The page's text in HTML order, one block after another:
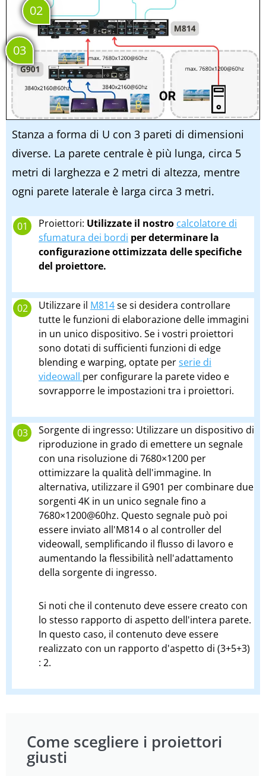
Proiettori: Utilizzate il nostro calcolatore di
sfumatura dei bordi per determinare la
configurazione ottimizzata delle specifiche
del proiettore.
Utilizzare il M814se si desidera controllare
tutte le funzioni di elaborazione delle immagini
in un unico dispositivo. Se i vostri proiettori
sono dotati di sufficienti funzioni di edge
blending e warping, optate perserie di
videowall per configurare la parete video e
sovrapporre le impostazioni tra i proiettori.
Sorgente di ingresso: Utilizzare un dispositivo di
riproduzione in grado di emettere un segnale
con una risoluzione di 7680×1200 per
ottimizzare la qualità dell'immagine. In
alternativa, utilizzare il G901 per combinare due
sorgenti 4K in un unico segnale fino a
7680×1200@60hz. Questo segnale può poi
essere inviato all'M814 o al controller del
videowall, semplificando il flusso di lavoro e
aumentando la flessibilità nell'adattamento
della sorgente di ingresso.
Si noti che il contenuto deve essere creato con
lo stesso rapporto di aspetto dell'intera parete.
In questo caso, il contenuto deve essere
realizzato con un rapporto d'aspetto di (3+5+3)
: 2.
Stanza a forma di U con 3 pareti di dimensioni
diverse. La parete centrale è più lunga, circa 5
metri di larghezza e 2 metri di altezza, mentre
ogni parete laterale è larga circa 3 metri.
Come scegliere i proiettori
giusti